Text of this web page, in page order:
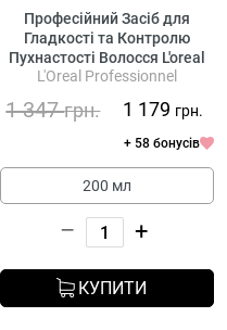
Професійний Засіб для
Гладкості та Контролю
Пухнастості Волосся L'oreal
Professionnel Serie Expert
Transformer
L'Oreal Professionnel
1 347грн. 1 179 грн.
+ 58 бонусів
200 мл
– +
КУПИТИ